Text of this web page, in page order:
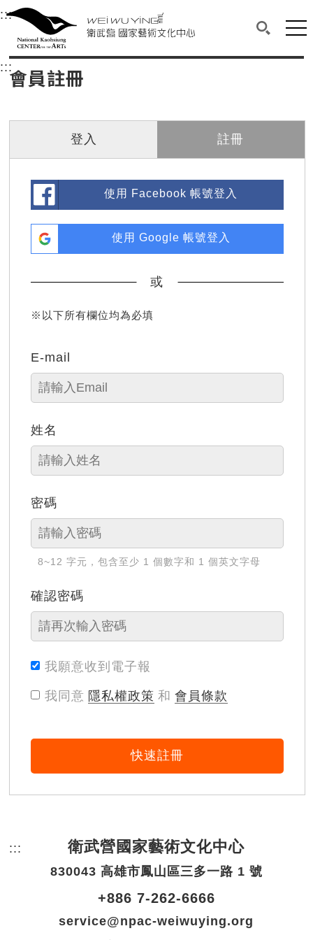
衛武營國家藝術文化中心
中央內容區塊，為本頁主要內容區。
:::選單連結區塊，此區塊列有本網站主要連結。
衛武營國家藝術文化中心
搜尋(開
網
::: 中央內容區塊，為本頁主要內容區。
會員註冊
登入 註冊
使用 Facebook 帳號登入
使用 Google 帳號登入
或
※以下所有欄位均為必填
E-mail
姓名
密碼
8~12 字元，包含至少 1 個數字和 1 個英文字母
確認密碼
我願意收到電子報
我同意 隱私權政策 和 會員條款
快速註冊
::: 頁尾網站資訊。
衛武營國家藝術文化中心
830043 高雄市鳳山區三多一路 1 號
+886 7-262-6666
service@npac-weiwuying.org